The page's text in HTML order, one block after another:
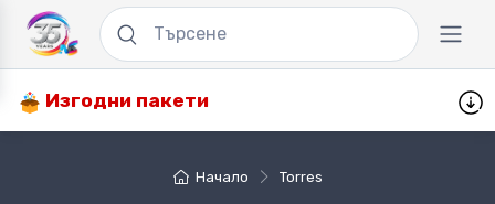
Изгодни пакети
Начало Torres